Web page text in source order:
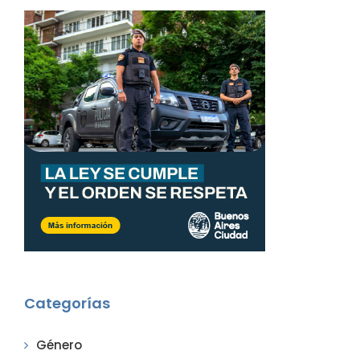
Categorías
Género